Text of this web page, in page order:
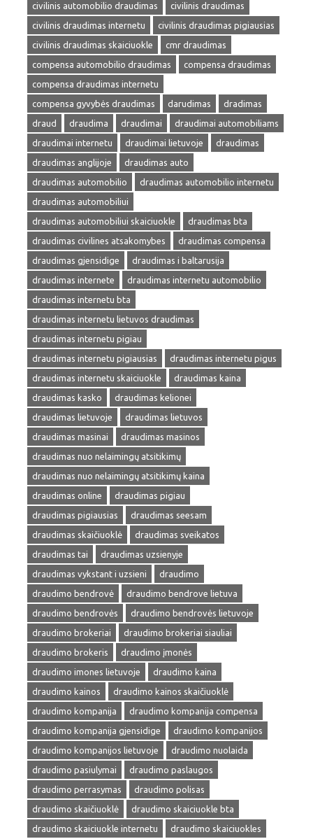
civilinis automobilio draudimas
civilinis draudimas
civilinis draudimas internetu
civilinis draudimas pigiausias
civilinis draudimas skaiciuokle
cmr draudimas
compensa automobilio draudimas
compensa draudimas
compensa draudimas internetu
compensa gyvybės draudimas
darudimas
dradimas
draud
draudima draudimai
draudimai automobiliams
draudimai internetu
draudimai lietuvoje
draudimas
draudimas anglijoje
draudimas auto
draudimas automobilio
draudimas automobilio internetu
draudimas automobiliui
draudimas automobiliui skaiciuokle
draudimas bta
draudimas civilines atsakomybes
draudimas compensa
draudimas gjensidige
draudimas i baltarusija
draudimas internete
draudimas internetu automobilio
draudimas internetu bta
draudimas internetu lietuvos draudimas
draudimas internetu pigiau
draudimas internetu pigiausias
draudimas internetu pigus
draudimas internetu skaiciuokle
draudimas kaina
draudimas kasko
draudimas kelionei
draudimas lietuvoje
draudimas lietuvos
draudimas masinai
draudimas masinos
draudimas nuo nelaimingų atsitikimų
draudimas nuo nelaimingų atsitikimų kaina
draudimas online
draudimas pigiau
draudimas pigiausias
draudimas seesam
draudimas skaičiuoklė
draudimas sveikatos
draudimas tai
draudimas uzsienyje
draudimas vykstant i uzsieni
draudimo
draudimo bendrovė
draudimo bendrove lietuva
draudimo bendrovės
draudimo bendrovės lietuvoje
draudimo brokeriai
draudimo brokeriai siauliai
draudimo brokeris
draudimo įmonės
draudimo imones lietuvoje
draudimo kaina
draudimo kainos
draudimo kainos skaičiuoklė
draudimo kompanija
draudimo kompanija compensa
draudimo kompanija gjensidige
draudimo kompanijos
draudimo kompanijos lietuvoje
draudimo nuolaida
draudimo pasiulymai
draudimo paslaugos
draudimo perrasymas
draudimo polisas
draudimo skaičiuoklė
draudimo skaiciuokle bta
draudimo skaiciuokle internetu
draudimo skaiciuokles